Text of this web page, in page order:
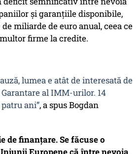
și garanțiile disponibile,
miliarde de euro anual, ceea ce
firme la credite.
lumea e atât de interesată de
al IMM-urilor. 14
ani”, a spus Bogdan
de finanțare. Se făcuse o